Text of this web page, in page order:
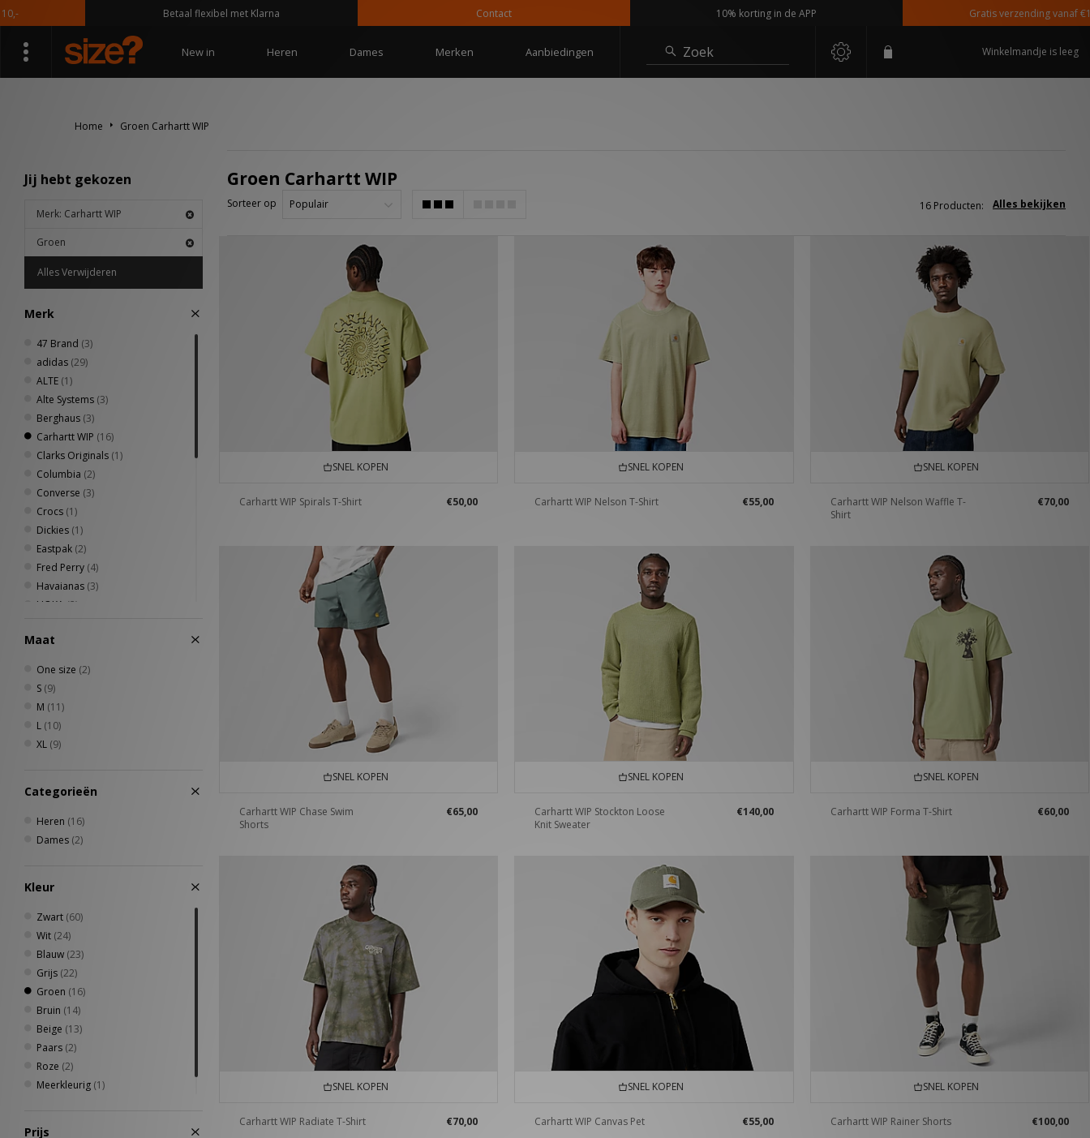
Betaal flexibel met Klarna Contact 10% korting in de APP Gratis verzending vanaf €110,-
New in Heren Dames Merken Aanbiedingen Zoek Winkelmandje is leeg
Home Groen Carhartt WIP
Jij hebt gekozen
Merk: Carhartt WIP
Groen
Alles Verwijderen
Merk
47 Brand (3)
adidas (29)
ALTE (1)
Alte Systems (3)
Berghaus (3)
Carhartt WIP (16)
Clarks Originals (1)
Columbia (2)
Converse (3)
Crocs (1)
Dickies (1)
Eastpak (2)
Fred Perry (4)
Havaianas (3)
HOKA (2)
Keen
(4)
Nike
Oakley
PUMA
Salomon
Sergio Tacchini
Teva(1)
Timberland
VISIT
Maat
One size (2)
S (9)
M (11)
L (10)
XL (9)
Categorieën
Heren (16)
Dames (2)
Kleur
Zwart (60)
Wit (24)
Blauw (23)
Grijs (22)
Groen (16)
Bruin (14)
Beige (13)
Paars (2)
Roze (2)
Meerkleurig (1)
Prijs
Groen Carhartt WIP
Sorteer op Alles bekijken
16 Producten:
SNEL KOPEN
Carhartt WIP Spirals T-Shirt €50,00
SNEL KOPEN
Carhartt WIP Nelson T-Shirt €55,00
SNEL KOPEN
Carhartt WIP Nelson Waffle T-
Shirt
€70,00
SNEL KOPEN
Carhartt WIP Chase Swim
Shorts
€65,00
SNEL KOPEN
Carhartt WIP Stockton Loose
Knit Sweater
€140,00
SNEL KOPEN
Carhartt WIP Forma T-Shirt €60,00
SNEL KOPEN
Carhartt WIP Radiate T-Shirt €70,00
SNEL KOPEN
Carhartt WIP Canvas Pet €55,00
SNEL KOPEN
Carhartt WIP Rainer Shorts €100,00